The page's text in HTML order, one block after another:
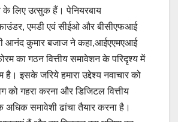
के लिए उत्सुक हैं। पेनियरबाय
एमडी एवं सीईओ और बीसीएफआई
आनंद कुमार बजाज ने कहा,आईएएमएआई
का गठन वित्तीय समावेशन के परिदृश्य में
है। इसके जरिये हमारा उद्देश्य नवाचार को
को गहरा करना और डिजिटल वित्तीय
समावेशी ढांचा तैयार करना है।